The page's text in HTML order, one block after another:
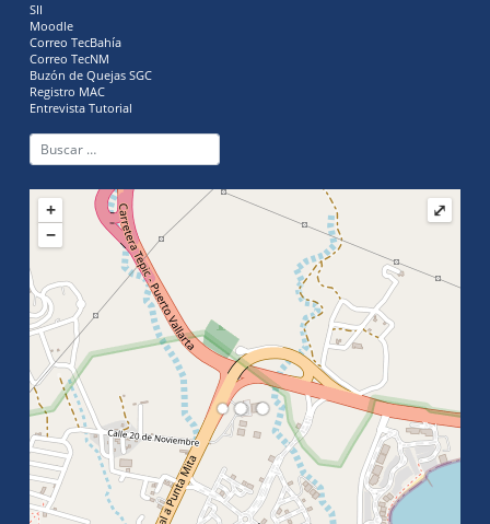
SII
Moodle
Correo TecBahía
Correo TecNM
Buzón de Quejas SGC
Registro MAC
Entrevista Tutorial
+
−
⤢